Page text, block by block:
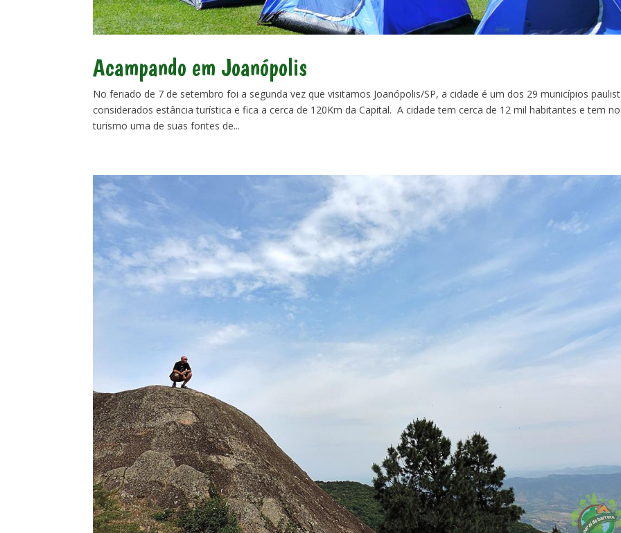
Acampando em Joanópolis
No feriado de 7 de setembro foi a segunda vez que visitamos Joanópolis/SP, a cidade é um dos 29 municípios
considerados estância turística e fica a cerca de 120Km da Capital. A cidade tem cerca de 12 mil habitantes e tem no
turismo uma de suas fontes de...